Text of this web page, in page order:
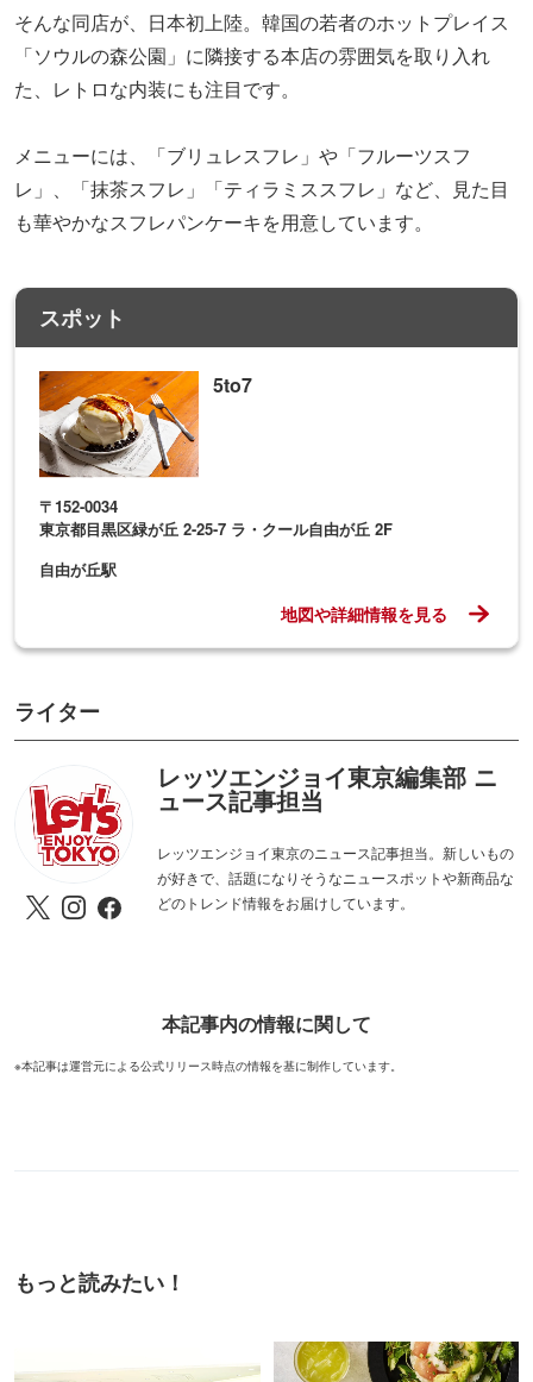
そんな同店が、日本初上陸。韓国の若者のホットプレイス
「ソウルの森公園」に隣接する本店の雰囲気を取り入れ
た、レトロな内装にも注目です。
メニューには、「ブリュレスフレ」や「フルーツスフ
レ」、「抹茶スフレ」「ティラミススフレ」など、見た目
も華やかなスフレパンケーキを用意しています。
スポット
5to7
〒152-0034
東京都目黒区緑が丘 2-25-7 ラ・クール自由が丘 2F
自由が丘駅
地図や詳細情報を見る
ライター
レッツエンジョイ東京編集部 ニ
ュース記事担当
レッツエンジョイ東京のニュース記事担当。新しいもの
が好きで、話題になりそうなニュースポットや新商品な
どのトレンド情報をお届けしています。
本記事内の情報に関して
※本記事は運営元による公式リリース時点の情報を基に制作しています。
もっと読みたい！